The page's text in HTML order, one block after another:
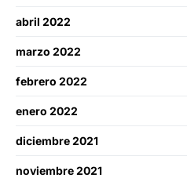
abril 2022
marzo 2022
febrero 2022
enero 2022
diciembre 2021
noviembre 2021